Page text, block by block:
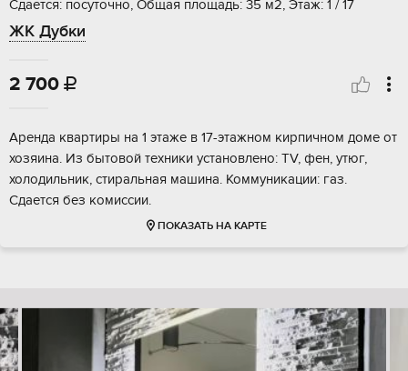
Сдается: посуточно, Общая площадь: 35 м2, Этаж: 1 / 17
ЖК Дубки
2 700 
Аренда квартиры на 1 этаже в 17-этажном кирпичном доме от
хозяина. Из бытовой техники установлено: TV, фен, утюг,
холодильник, стиральная машина. Коммуникации: газ.
Сдается без комиссии.
ПОКАЗАТЬ НА КАРТЕ